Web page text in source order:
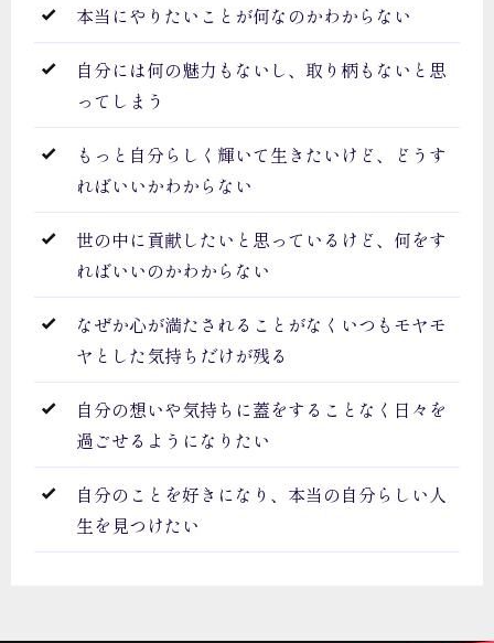
本当にやりたいことが何なのかわからない
自分には何の魅力もないし、取り柄もないと思
ってしまう
もっと自分らしく輝いて生きたいけど、どうす
ればいいかわからない
世の中に貢献したいと思っているけど、何をす
ればいいのかわからない
なぜか心が満たされることがなくいつもモヤモ
ヤとした気持ちだけが残る
自分の想いや気持ちに蓋をすることなく日々を
過ごせるようになりたい
自分のことを好きになり、本当の自分らしい人
生を見つけたい